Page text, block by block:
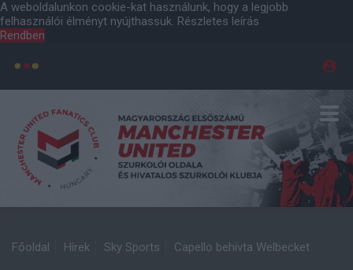
A weboldalunkon cookie-kat használunk, hogy a legjobb
felhasználói élményt nyújthassuk. Részletes leírás
Rendben
Főoldal Hírek Sky Sports Capello behívta Welbecket